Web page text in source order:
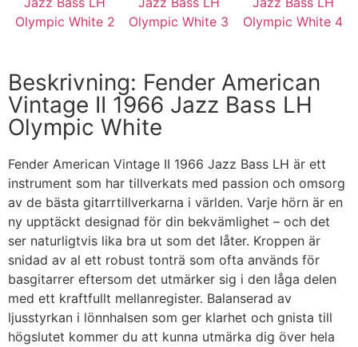
Beskrivning: Fender American
Vintage II 1966 Jazz Bass LH
Olympic White
Fender American Vintage II 1966 Jazz Bass LH är ett
instrument som har tillverkats med passion och omsorg
av de bästa gitarrtillverkarna i världen. Varje hörn är en
ny upptäckt designad för din bekvämlighet – och det
ser naturligtvis lika bra ut som det låter. Kroppen är
snidad av al ett robust tonträ som ofta används för
basgitarrer eftersom det utmärker sig i den låga delen
med ett kraftfullt mellanregister. Balanserad av
ljusstyrkan i lönnhalsen som ger klarhet och gnista till
högslutet kommer du att kunna utmärka dig över hela